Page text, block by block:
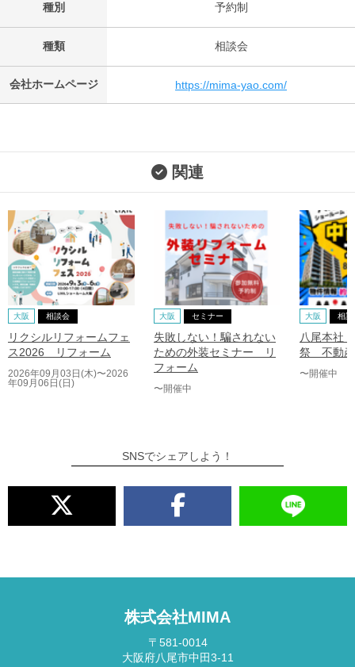
種別 予約制
種類 相談会
会社ホームページ https://mima-yao.com/
関連
大阪 相談会
リクシルリフォームフェ
ス2026 リフォーム
2026年09月03日(木)〜2026
年09月06日(日)
大阪 セミナー
失敗しない！騙されない
ための外装セミナー リ
フォーム
〜開催中
大阪 相談
八尾本社
祭 不動産
〜開催中
SNSでシェアしよう！
株式会社MIMA
〒581-0014
大阪府八尾市中田3-11